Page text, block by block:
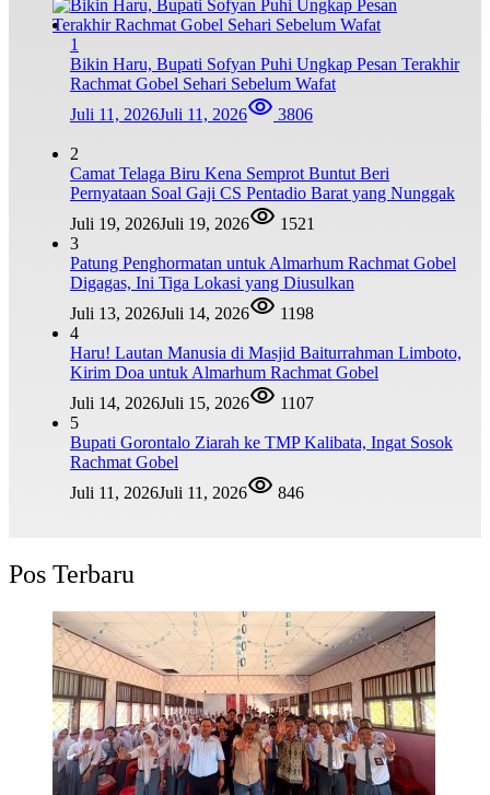
1
Bikin Haru, Bupati Sofyan Puhi Ungkap Pesan Terakhir
Rachmat Gobel Sehari Sebelum Wafat
Juli 11, 2026Juli 11, 2026 3806
2
Camat Telaga Biru Kena Semprot Buntut Beri
Pernyataan Soal Gaji CS Pentadio Barat yang Nunggak
Juli 19, 2026Juli 19, 2026
1521
3
Patung Penghormatan untuk Almarhum Rachmat Gobel
Digagas, Ini Tiga Lokasi yang Diusulkan
Juli 13, 2026Juli 14, 2026
1198
4
Haru! Lautan Manusia di Masjid Baiturrahman Limboto,
Kirim Doa untuk Almarhum Rachmat Gobel
Juli 14, 2026Juli 15, 2026
1107
5
Bupati Gorontalo Ziarah ke TMP Kalibata, Ingat Sosok
Rachmat Gobel
Juli 11, 2026Juli 11, 2026 846
Pos Terbaru